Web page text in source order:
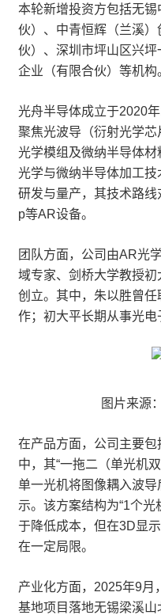
本轮新增投资方包括无
伙）、中青恒辉（兰溪
伙）、深圳市坪山区兴
企业（有限合伙）等机构
光舟半导体成立于2020
聚焦光波导（衍射光学芯
光学模组及微纳半导体
光学与微纳半导体加工
研发与量产，其技术路
p等AR设备。
团队方面，公司由AR光
域专家、剑桥大学教授
创立。其中，朱以胜曾
作；初大平长期从事光电
图片来源
在产品方面，公司主要
中，其“一拖二（单光机
单一光机将图像耦入波
示。该方案结构为“1个
于降低成本，但在3D显
在一定局限。
产业化方面，2025年9月
基地项目落地无锡梁溪